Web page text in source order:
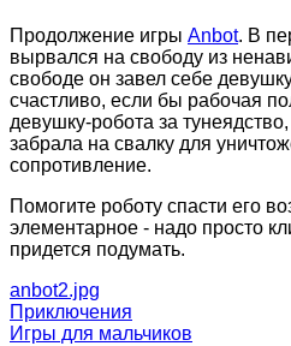
Продолжение игры Anbot. В
вырвался на свободу из
свободе он завел себе
счастливо, если бы рабочая
девушку-робота за
забрала на свалку для
сопротивление.
Помогите роботу спасти его
элементарное - надо просто
придется подумать.
anbot2.jpg
Приключения
Игры для мальчиков